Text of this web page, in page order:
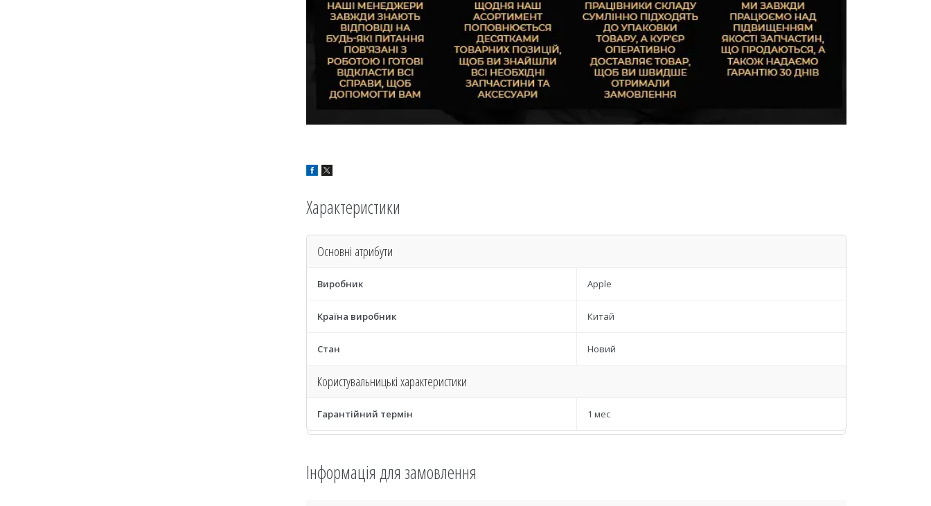
Характеристики
Основні атрибути
Виробник Apple
Країна виробник Китай
Стан Новий
Користувальницькі характеристики
Гарантійний термін 1 мес
Інформація для замовлення